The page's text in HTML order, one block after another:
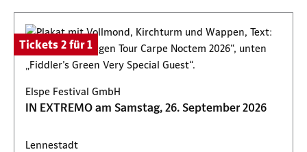
Tickets 2 für 1
Elspe Festival GmbH
IN EXTREMO am Samstag, 26. September 2026
Lennestadt